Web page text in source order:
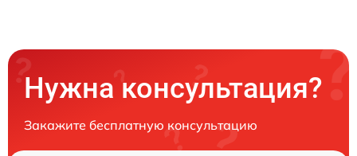
Нужна консультация?
Закажите бесплатную консультацию